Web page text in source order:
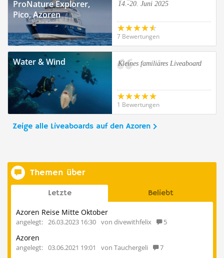
ProNature Explorer,
Pico, Azoren
14.-20. Juni 2025
7 Bewertungen
Water & Wind Kleines familiäres Liveaboard
1 Bewertungen
Zeige alle Liveaboards auf den Azoren
Themen über
Letzte Beliebt
Azoren Reise Mitte Oktober
angelegt: 26.03.2023 16:30 von divewithfelix 5
Azoren
angelegt: 03.06.2021 19:01 von Tauchergeli 7